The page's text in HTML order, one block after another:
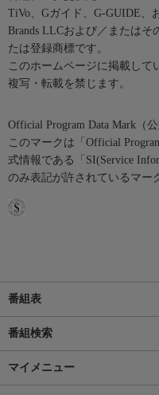
TiVo、Gガイド、G-GUIDE、
Brands LLCおよび／またはそ
たは登録商標です。
このホームページに掲載して
複写・転載を禁じます。
Official Program Data Mark（
このマークは「Official
式情報である「SI(Service
のみ表記が許されているマー
番組表
番組検索
マイメニュー